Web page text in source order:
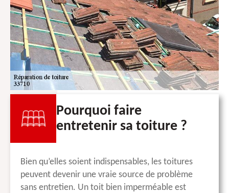
Pourquoi faire
entretenir sa toiture ?
Bien qu’elles soient indispensables, les toitures
peuvent devenir une vraie source de problème
sans entretien. Un toit bien imperméable est